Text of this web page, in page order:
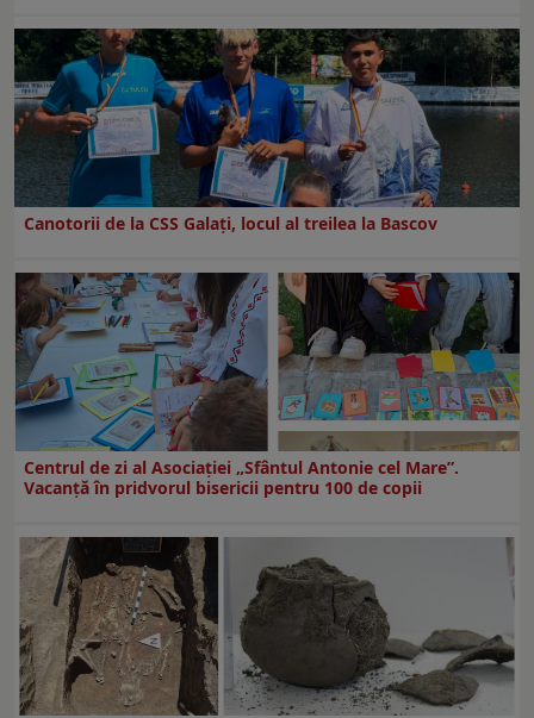
Canotorii de la CSS Galați, locul al treilea la Bascov
Centrul de zi al Asociației „Sfântul Antonie cel Mare”.
Vacanță în pridvorul bisericii pentru 100 de copii